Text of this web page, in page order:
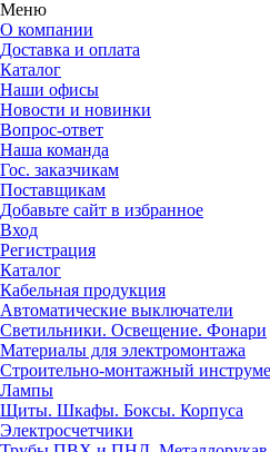
Меню
О компании
Доставка и оплата
Каталог
Наши офисы
Новости и новинки
Вопрос-ответ
Наша команда
Гос. заказчикам
Поставщикам
Добавьте сайт в избранное
Вход
Регистрация
Каталог
Кабельная продукция
Автоматические выключатели
Светильники. Освещение. Фонари
Материалы для электромонтажа
Строительно-монтажный
Лампы
Щиты. Шкафы. Боксы. Корпуса
Электросчетчики